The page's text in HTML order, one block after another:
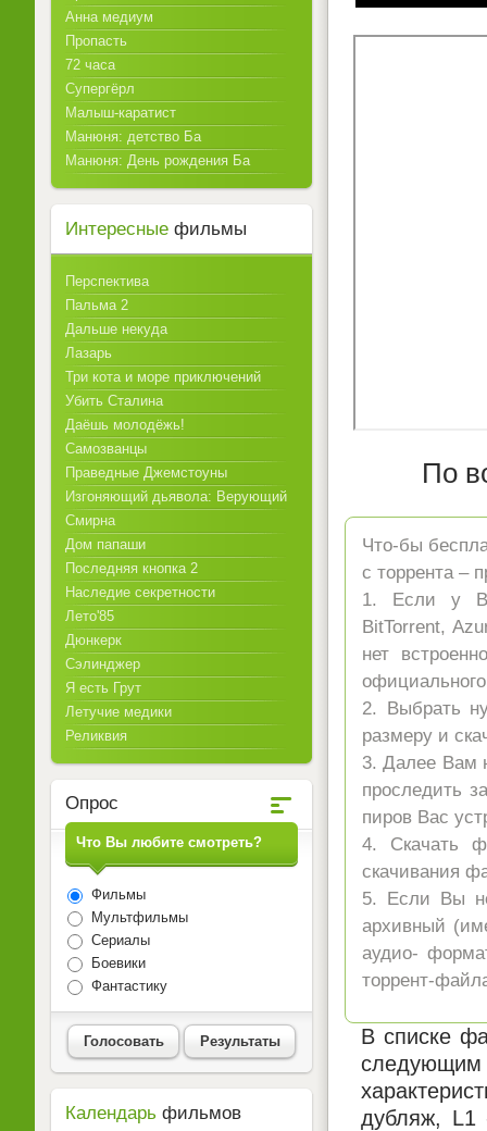
По
Что-бы
с торрента –
1. Если у
BitTorrent,
нет
2. Выбрать
размеру и
3. Далее Вам
проследить
пиров Вас
4. Скачать
скачивания
5. Если Вы
архивный
аудио-
торрент-
В списке
дубляж, L1
Анна медиум
Пропасть
72 часа
Супергёрл
Малыш-каратист
Манюня: детство Ба
Манюня: День рождения Ба
Интересные фильмы
Перспектива
Пальма 2
Дальше некуда
Лазарь
Три кота и море приключений
Убить Сталина
Даёшь молодёжь!
Самозванцы
Праведные Джемстоуны
Изгоняющий дьявола: Верующий
Смирна
Дом папаши
Последняя кнопка 2
Наследие секретности
Лето'85
Дюнкерк
Сэлинджер
Я есть Грут
Летучие медики
Реликвия
Опрос
Что Вы любите смотреть?
Фильмы
Мультфильмы
Сериалы
Боевики
Фантастику
Голосовать Результаты
Календарь фильмов